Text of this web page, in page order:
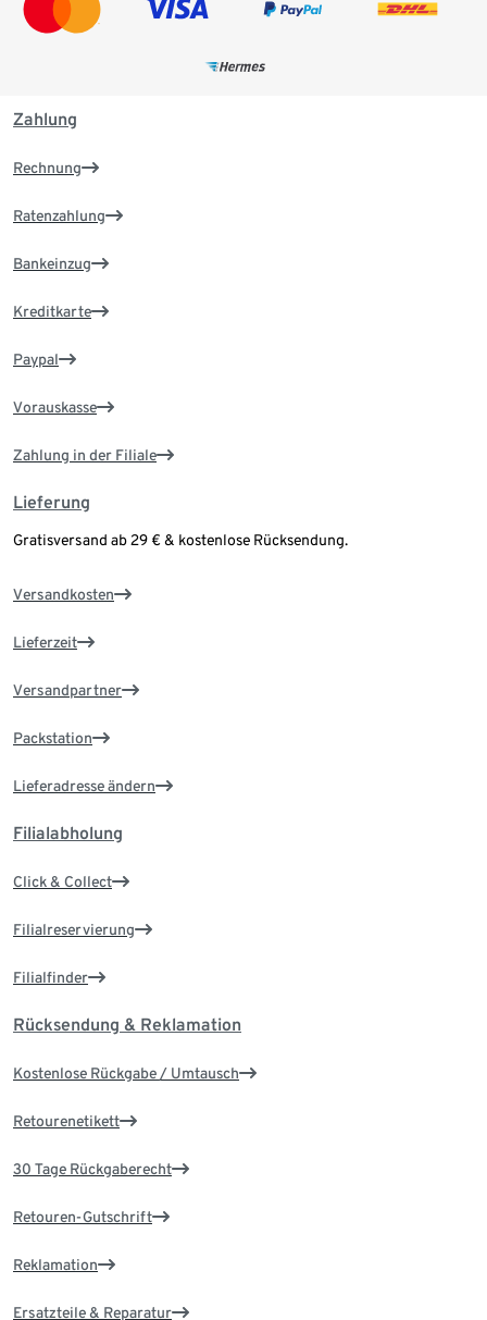
Zahlung
Rechnung
Ratenzahlung
Bankeinzug
Kreditkarte
Paypal
Vorauskasse
Zahlung in der Filiale
Lieferung
Gratisversand ab 29 € & kostenlose Rücksendung.
Versandkosten
Lieferzeit
Versandpartner
Packstation
Lieferadresse ändern
Filialabholung
Click & Collect
Filialreservierung
Filialfinder
Rücksendung & Reklamation
Kostenlose Rückgabe / Umtausch
Retourenetikett
30 Tage Rückgaberecht
Retouren-Gutschrift
Reklamation
Ersatzteile & Reparatur